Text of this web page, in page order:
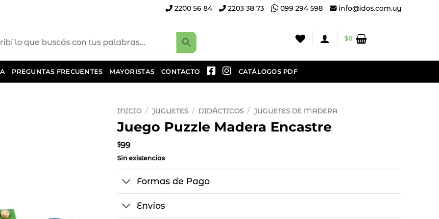
2200 56 84 2203 38 73 099 294 598 info@idos.com.uy
$0
PREGUNTAS FRECUENTES MAYORISTAS CONTACTO CATÁLOGOS PDF
INICIO / JUGUETES / DIDÁCTICOS / JUGUETES DE MADERA
Juego Puzzle Madera Encastre
$99
Sin existencias
Formas de Pago
Envíos